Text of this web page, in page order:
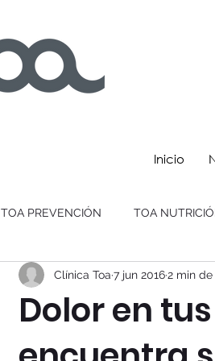
Inicio
TOA PREVENCIÓN TOA
Dolor en
Clínica Toa 7 jun 20162 min